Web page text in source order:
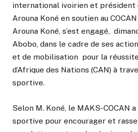
international ivoirien et président
Arouna Koné en soutien au
Arouna Koné, s’est engagé,
Abobo, dans le cadre de ses
et de mobilisation pour la
d’Afrique des Nations (CAN) à
sportive.
Selon M. Koné, le MAKS-COCAN
sportive pour encourager et